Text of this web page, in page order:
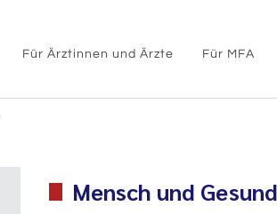
Für Ärztinnen und Ärzte Für MFA
Mensch und